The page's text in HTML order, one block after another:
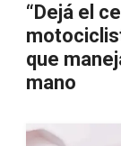
“Dejá el
que
mano